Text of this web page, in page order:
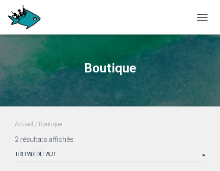
Boutique
Accueil / Boutique
2 résultats affichés